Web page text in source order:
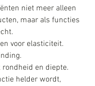
niet meer alleen
maar als functies
voor elasticiteit.
rondheid en diepte.
helder wordt,